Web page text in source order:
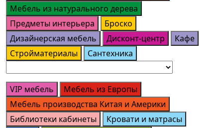
Мебель из натурального дерева
Предметы интерьера
Броско
Дизайнерская мебель
Дисконт-центр
Кафе
Стройматериалы
Сантехника
VIP мебель
Мебель из Европы
Мебель производства Китая и Америки
Библиотеки кабинеты
Кровати и матрасы